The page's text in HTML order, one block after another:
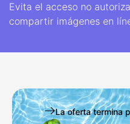
Evita el acceso no
compartir imágenes en
La oferta termina